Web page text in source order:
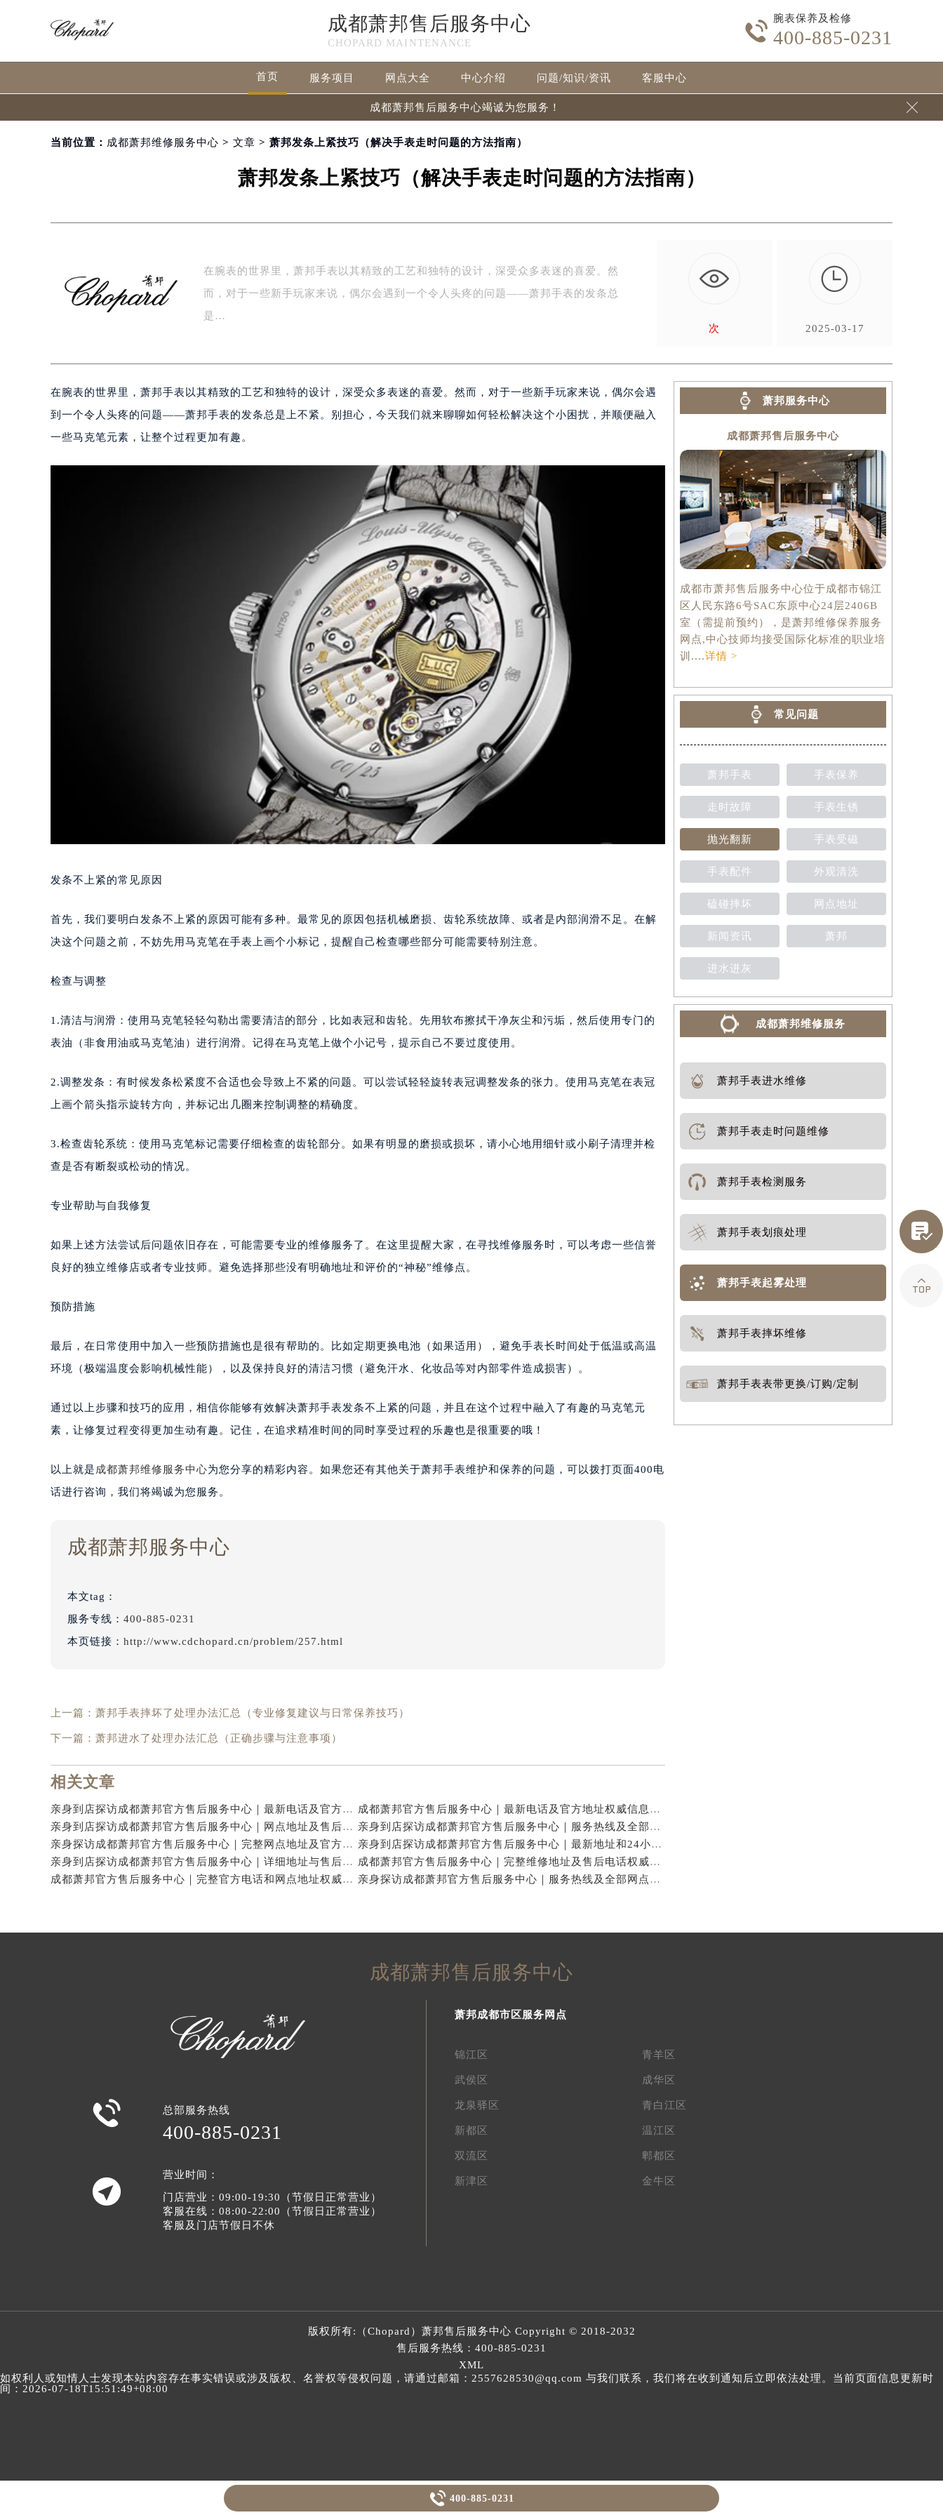
成都萧邦售后服务中心
CHOPARD MAINTENANCE

腕表保养及检修
400-885-0231
首页 服务项目 网点大全 中心介绍 问题/知识/资讯 客服中心
成都萧邦售后服务中心竭诚为您服务！ 
当前位置： 成都萧邦维修服务中心 > 文章 > 萧邦发条上紧技巧（解决手表走时问题的方法指南）
萧邦发条上紧技巧（解决手表走时问题的方法指南）
在腕表的世界里，萧邦手表以其精致的工艺和独特的设计，深受众多表迷的喜爱。然
而，对于一些新手玩家来说，偶尔会遇到一个令人头疼的问题——萧邦手表的发条总
是…
次

2025-03-17
在腕表的世界里，萧邦手表以其精致的工艺和独特的设计，深受众多表迷的喜爱。然而，对于一些新手玩家来说，偶尔会遇
到一个令人头疼的问题——萧邦手表的发条总是上不紧。别担心，今天我们就来聊聊如何轻松解决这个小困扰，并顺便融入
一些马克笔元素，让整个过程更加有趣。
发条不上紧的常见原因
首先，我们要明白发条不上紧的原因可能有多种。最常见的原因包括机械磨损、齿轮系统故障、或者是内部润滑不足。在解
决这个问题之前，不妨先用马克笔在手表上画个小标记，提醒自己检查哪些部分可能需要特别注意。
检查与调整
1.清洁与润滑：使用马克笔轻轻勾勒出需要清洁的部分，比如表冠和齿轮。先用软布擦拭干净灰尘和污垢，然后使用专门的
表油（非食用油或马克笔油）进行润滑。记得在马克笔上做个小记号，提示自己不要过度使用。
2.调整发条：有时候发条松紧度不合适也会导致上不紧的问题。可以尝试轻轻旋转表冠调整发条的张力。使用马克笔在表冠
上画个箭头指示旋转方向，并标记出几圈来控制调整的精确度。
3.检查齿轮系统：使用马克笔标记需要仔细检查的齿轮部分。如果有明显的磨损或损坏，请小心地用细针或小刷子清理并检
查是否有断裂或松动的情况。
专业帮助与自我修复
如果上述方法尝试后问题依旧存在，可能需要专业的维修服务了。在这里提醒大家，在寻找维修服务时，可以考虑一些信誉
良好的独立维修店或者专业技师。避免选择那些没有明确地址和评价的“神秘”维修点。
预防措施
最后，在日常使用中加入一些预防措施也是很有帮助的。比如定期更换电池（如果适用），避免手表长时间处于低温或高温
环境（极端温度会影响机械性能），以及保持良好的清洁习惯（避免汗水、化妆品等对内部零件造成损害）。
通过以上步骤和技巧的应用，相信你能够有效解决萧邦手表发条不上紧的问题，并且在这个过程中融入了有趣的马克笔元
素，让修复过程变得更加生动有趣。记住，在追求精准时间的同时享受过程的乐趣也是很重要的哦！
以上就是 成都萧邦维修服务中心为您分享的精彩内容。如果您还有其他关于萧邦手表维护和保养的问题，可以拨打页面400电
话进行咨询，我们将竭诚为您服务。
成都萧邦服务中心
本文tag：
服务专线： 400-885-0231
本页链接： http://www.cdchopard.cn/problem/257.html
上一篇： 萧邦手表摔坏了处理办法汇总（专业修复建议与日常保养技巧）
下一篇： 萧邦进水了处理办法汇总（正确步骤与注意事项）
相关文章
亲身到店探访成都萧邦官方售后服务中心｜最新电话及官方地址（2026年7月最新）
成都萧邦官方售后服务中心｜最新电话及官方地址权威信息公示（2026年7月最新）
亲身到店探访成都萧邦官方售后服务中心｜网点地址及售后热线（2026年7月最新）
亲身到店探访成都萧邦官方售后服务中心｜服务热线及全部网点地址（2026年7月最新）
亲身探访成都萧邦官方售后服务中心｜完整网点地址及官方热线（2026年7月最新）
亲身到店探访成都萧邦官方售后服务中心｜最新地址和24小时售后电话（2026年7月最新）
亲身到店探访成都萧邦官方售后服务中心｜详细地址与售后服务电话（2026年7月最新）
成都萧邦官方售后服务中心｜完整维修地址及售后电话权威信息公示（2026年7月最新）
成都萧邦官方售后服务中心｜完整官方电话和网点地址权威信息公示（2026年7月最新）
亲身探访成都萧邦官方售后服务中心｜服务热线及全部网点地址（2026年7月最新）
萧邦服务中心
成都萧邦售后服务中心
成都市萧邦售后服务中心位于成都市锦江
区人民东路6号SAC东原中心24层2406B
室（需提前预约），是萧邦维修保养服务
网点,中心技师均接受国际化标准的职业培
训....详情 >
常见问题
萧邦手表 手表保养
走时故障 手表生锈
抛光翻新 手表受磁
手表配件 外观清洗
磕碰摔坏 网点地址
新闻资讯 萧邦
进水进灰
成都萧邦维修服务
萧邦手表进水维修
萧邦手表走时问题维修
萧邦手表检测服务
萧邦手表划痕处理
萧邦手表起雾处理
萧邦手表摔坏维修
萧邦手表表带更换/订购/定制
成都萧邦售后服务中心
 总部服务热线
400-885-0231

营业时间：
门店营业：09:00-19:30（节假日正常营业）
客服在线：08:00-22:00（节假日正常营业）
客服及门店节假日不休
萧邦成都市区服务网点
锦江区 青羊区
武侯区 成华区
龙泉驿区 青白江区
新都区 温江区
双流区 郫都区
新津区 金牛区
版权所有:（Chopard） 萧邦售后服务中心 Copyright © 2018-2032
售后服务热线： 400-885-0231
XML
如权利人或知情人士发现本站内容存在事实错误或涉及版权、名誉权等侵权问题，请通过邮箱：2557628530@qq.com 与我们联系，我们将在收到通知后立即依法处理。当前页面信息更新时
间：2026-07-18T15:51:49+08:00
 400-885-0231

